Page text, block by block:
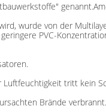
wurde von der
PVC-
tritt kein
Brände